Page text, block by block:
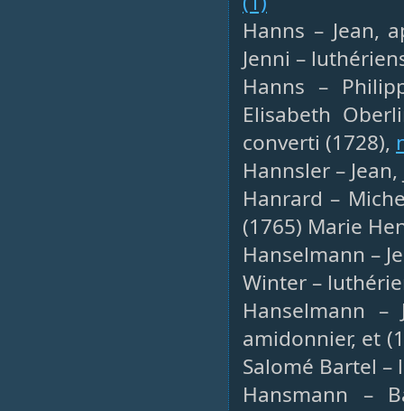
Hanns – Jean,
Jenni –
Hanns –
Elisabeth
converti (1728),
Hannsler –
Hanrard –
(1765) Marie
Hanselmann –
Winter –
Hanselmann
amidonnier, et
Salomé Bartel
Hansmann –